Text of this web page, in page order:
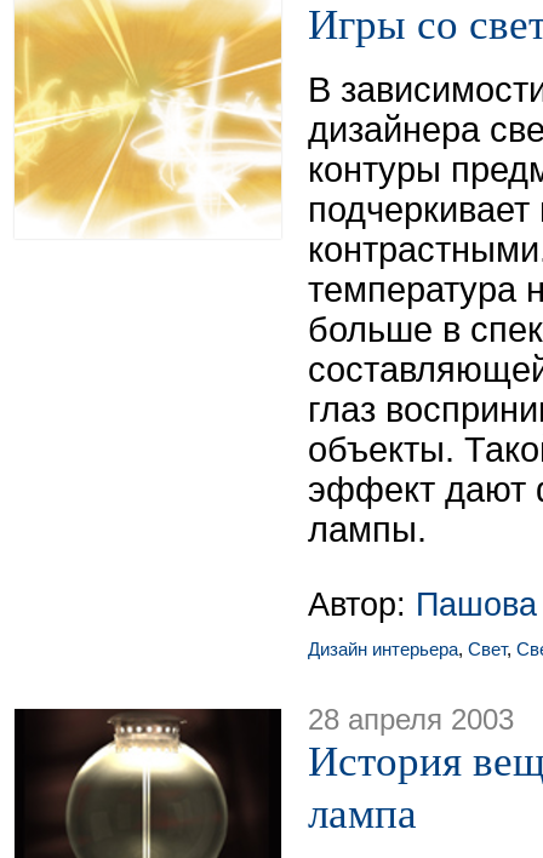
Игры со
В
дизайнера
контуры
температура
больше в
глаз
объекты.
эффект дают
лампы.
Автор:
Дизайн интерьера, Свет,
28 апреля 2003
История
лампа